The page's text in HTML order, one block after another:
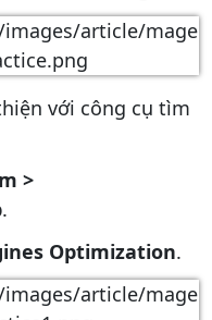
với công cụ tìm
>
.
Optimization.